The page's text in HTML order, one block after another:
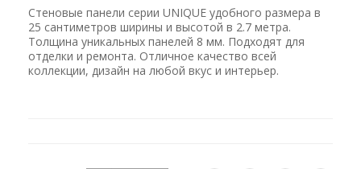
Стеновые панели серии UNIQUE удобного размера в
25 сантиметров ширины и высотой в 2.7 метра.
Толщина уникальных панелей 8 мм. Подходят для
отделки и ремонта. Отличное качество всей
коллекции, дизайн на любой вкус и интерьер.